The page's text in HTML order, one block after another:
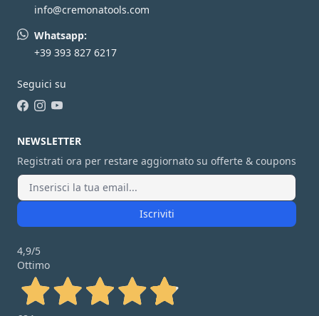
info@cremonatools.com
Whatsapp:
+39 393 827 6217
Seguici su
NEWSLETTER
Registrati ora per restare aggiornato su offerte & coupons
Iscriviti
4,9/5
Ottimo